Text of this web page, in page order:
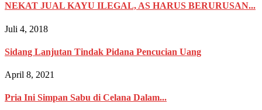
NEKAT JUAL KAYU ILEGAL, AS HARUS BERURUSAN...
Juli 4, 2018
Sidang Lanjutan Tindak Pidana Pencucian Uang
April 8, 2021
Pria Ini Simpan Sabu di Celana Dalam...